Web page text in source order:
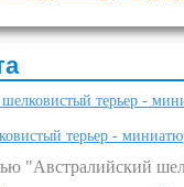
терьер -
терьер -
"Австралийский